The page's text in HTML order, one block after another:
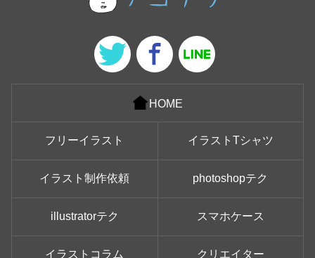
HOME
フリーイラスト イラストTシャツ
イラスト制作依頼 photoshopテク
illustratorテク スマホケース
イラストコラム クリエイター